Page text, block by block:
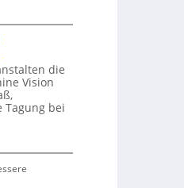
die
Vision
Tagung bei